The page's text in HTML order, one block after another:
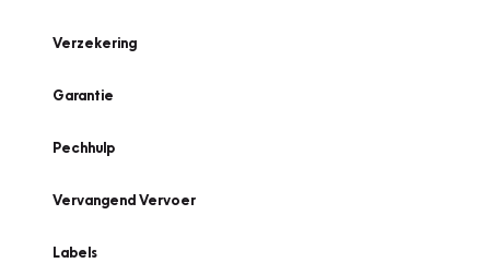
Verzekering
Garantie
Pechhulp
Vervangend Vervoer
Labels